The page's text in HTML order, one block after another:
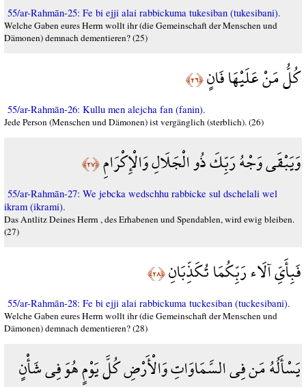
55/ar-Rahmān-25: Fe bi ejji alai rabbickuma tukesiban (tukesibani).
Welche Gaben eures Herrn wollt ihr (die Gemeinschaft der Menschen und
Dämonen) demnach dementieren? (25)
كُلُّ مَنْ عَلَيْهَا فَانٍ﴿٢٦﴾
55/ar-Rahmān-26: Kullu men alejcha fan (fanin).
Jede Person (Menschen und Dämonen) ist vergänglich (sterblich). (26)
وَيَبْقَى وَجْهُ رَبِّكَ ذُو الْجَلَالِ وَالْإِكْرَامِ﴿٢٧﴾
55/ar-Rahmān-27: We jebcka wedschhu rabbicke sul dschelali wel
ikram (ikrami).
Das Antlitz Deines Herrn , des Erhabenen und Spendablen, wird ewig bleiben.
(27)
فَبِأَيِّ آلَاء رَبِّكُمَا تُكَذِّبَانِ﴿٢٨﴾
55/ar-Rahmān-28: Fe bi ejji alai rabbickuma tuckesiban (tuckesibani).
Welche Gaben eures Herrn wollt ihr (die Gemeinschaft der Menschen und
Dämonen) demnach dementieren? (28)
يَسْأَلُهُ مَن فِي السَّمَاوَاتِ وَالْأَرْضِ كُلَّ يَوْمٍ هُوَ فِي شَأْنٍ